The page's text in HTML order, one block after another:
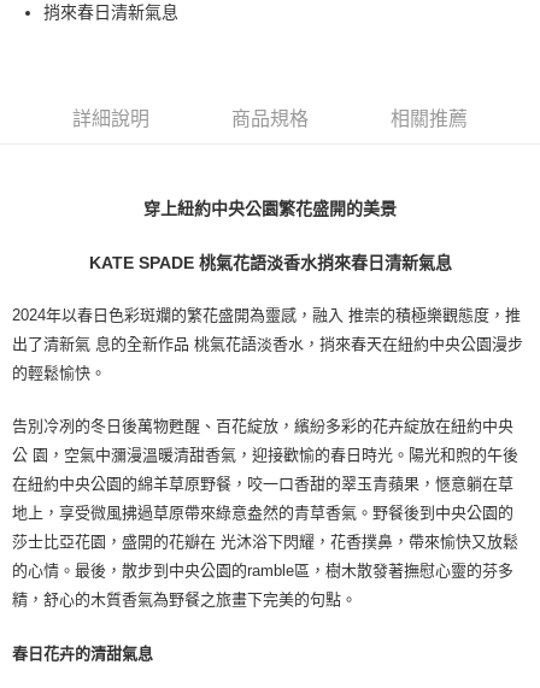
付款後7-11取貨
每筆NT$80，滿NT$1,000(含以上)免運費
捎來春日清新氣息
詳細說明 商品規格 相關推薦
穿上紐約中央公園繁花盛開的美景
KATE SPADE 桃氣花語淡香水捎來春日清新氣息
2024年以春日色彩斑斕的繁花盛開為靈感，融入 推崇的積極樂觀態度，推
出了清新氣 息的全新作品 桃氣花語淡香水，捎來春天在紐約中央公園漫步
的輕鬆愉快。
告別冷冽的冬日後萬物甦醒、百花綻放，繽紛多彩的花卉綻放在紐約中央
公 園，空氣中瀰漫溫暖清甜香氣，迎接歡愉的春日時光。陽光和煦的午後
在紐約中央公園的綿羊草原野餐，咬一口香甜的翠玉青蘋果，愜意躺在草
地上，享受微風拂過草原帶來綠意盎然的青草香氣。野餐後到中央公園的
莎士比亞花園，盛開的花瓣在 光沐浴下閃耀，花香撲鼻，帶來愉快又放鬆
的心情。最後，散步到中央公園的ramble區，樹木散發著撫慰心靈的芬多
精，舒心的木質香氣為野餐之旅畫下完美的句點。
春日花卉的清甜氣息